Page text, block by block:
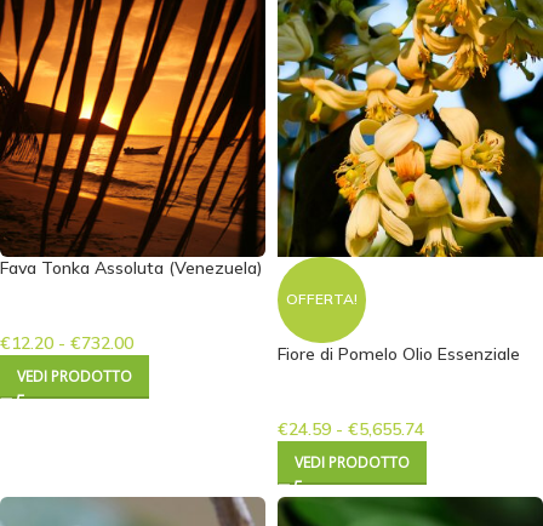
Fava Tonka Assoluta (Venezuela)
€12.20 - €732.00
VEDI PRODOTTO
OFFERTA!
Fiore di Pomelo Olio Essenziale
€24.59 - €5,655.74
VEDI PRODOTTO